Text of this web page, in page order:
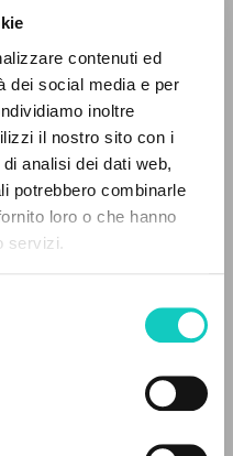
contenuti ed
dei social media e per
inoltre
il nostro sito con i
analisi dei dati web,
potrebbero combinarle
loro o che hanno
servizi.
TROVATI